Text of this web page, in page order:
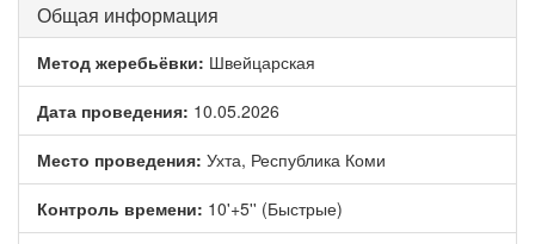
Общая информация
Метод жеребьёвки: Швейцарская
Дата проведения: 10.05.2026
Место проведения: Ухта, Республика Коми
Контроль времени: 10'+5'' (Быстрые)